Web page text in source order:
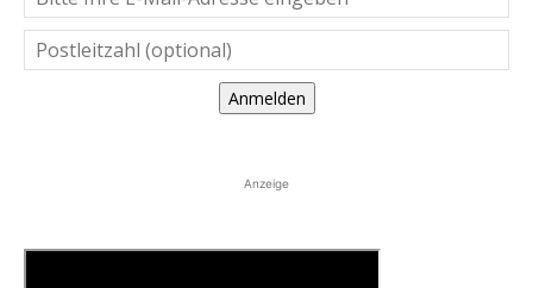
Anmelden
Anzeige